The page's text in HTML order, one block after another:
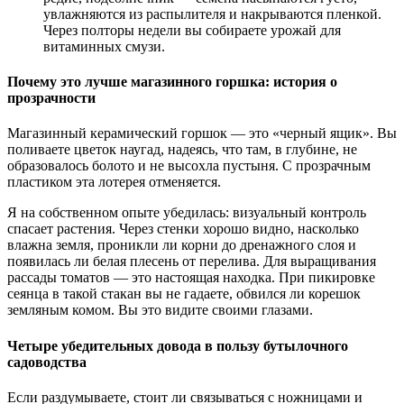
увлажняются из распылителя и накрываются пленкой.
Через полторы недели вы собираете урожай для
витаминных смузи.
Почему это лучше магазинного горшка: история о
прозрачности
Магазинный керамический горшок — это «черный ящик». Вы
поливаете цветок наугад, надеясь, что там, в глубине, не
образовалось болото и не высохла пустыня. С прозрачным
пластиком эта лотерея отменяется.
Я на собственном опыте убедилась: визуальный контроль
спасает растения. Через стенки хорошо видно, насколько
влажна земля, проникли ли корни до дренажного слоя и
появилась ли белая плесень от перелива. Для выращивания
рассады томатов — это настоящая находка. При пикировке
сеянца в такой стакан вы не гадаете, обвился ли корешок
земляным комом. Вы это видите своими глазами.
Четыре убедительных довода в пользу бутылочного
садоводства
Если раздумываете, стоит ли связываться с ножницами и